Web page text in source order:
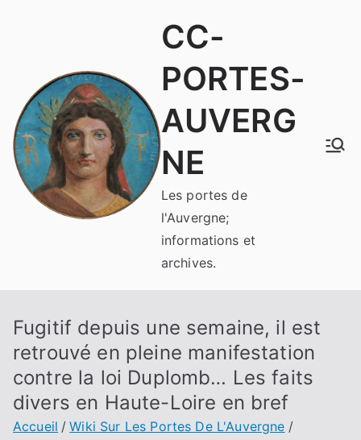
CC-
PORTES-
AUVERG
NE
Les portes de
l'Auvergne;
informations et
archives.
Fugitif depuis une semaine, il est
retrouvé en pleine manifestation
contre la loi Duplomb… Les faits
divers en Haute-Loire en bref
Accueil
Wiki Sur Les Portes De L'Auvergne